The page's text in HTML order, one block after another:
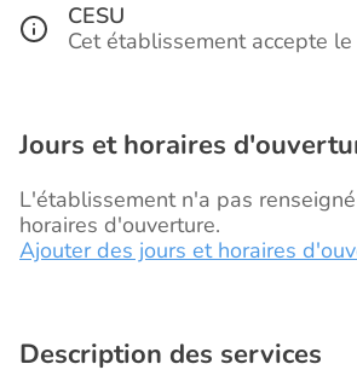
CESU
Cet établissement accepte le
Jours et horaires
L'établissement n'a pas
horaires d'ouverture.
Ajouter des jours et horaires
Description des services